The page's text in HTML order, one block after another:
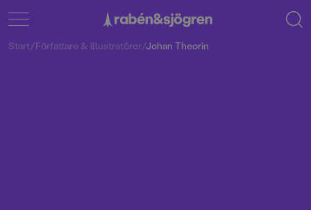
Start/Författare & illustratörer/Johan Theorin